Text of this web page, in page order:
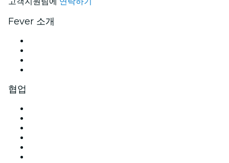
Fever 소개
협업